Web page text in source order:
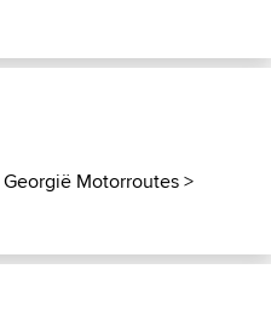
Georgië Motorroutes>